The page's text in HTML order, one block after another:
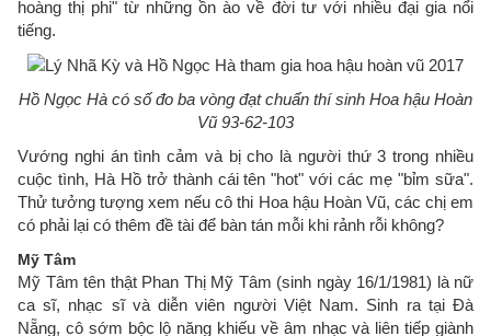
hoàng thị phi" từ những ồn ào về đời tư với nhiều đại gia nổi
tiếng.
Hồ Ngọc Hà có số đo ba vòng đạt chuẩn thí sinh Hoa hậu Hoàn
Vũ 93-62-103
Vướng nghi án tình cảm và bị cho là người thứ 3 trong nhiều
cuộc tình, Hà Hồ trở thành cái tên "hot" với các mẹ "bỉm sữa".
Thử tưởng tượng xem nếu cô thi Hoa hậu Hoàn Vũ, các chị em
có phải lại có thêm đề tài để bàn tán mỗi khi rảnh rỗi không?
Mỹ Tâm
Mỹ Tâm tên thật Phan Thị Mỹ Tâm (sinh ngày 16/1/1981) là nữ
ca sĩ, nhạc sĩ và diễn viên người Việt Nam. Sinh ra tại Đà
Nẵng, cô sớm bộc lộ năng khiếu về âm nhạc và liên tiếp giành